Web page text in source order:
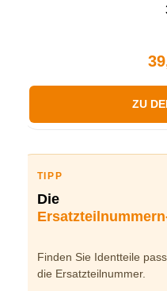
ZU
TIPP
Die
Finden Sie Identteile
die Ersatzteilnummer.